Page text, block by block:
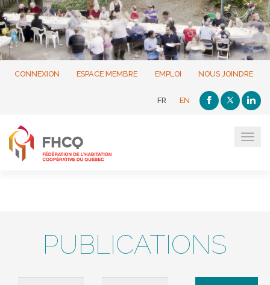
CONNEXION ESPACE MEMBRE EMPLOI NOUS JOINDRE
FR EN
PUBLICATIONS